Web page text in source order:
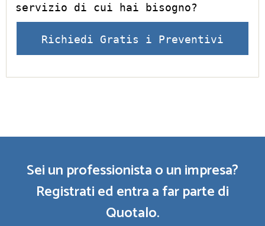
servizio di cui hai bisogno?
Richiedi Gratis i Preventivi
Sei un professionista o un impresa?
Registrati ed entra a far parte di
Quotalo.